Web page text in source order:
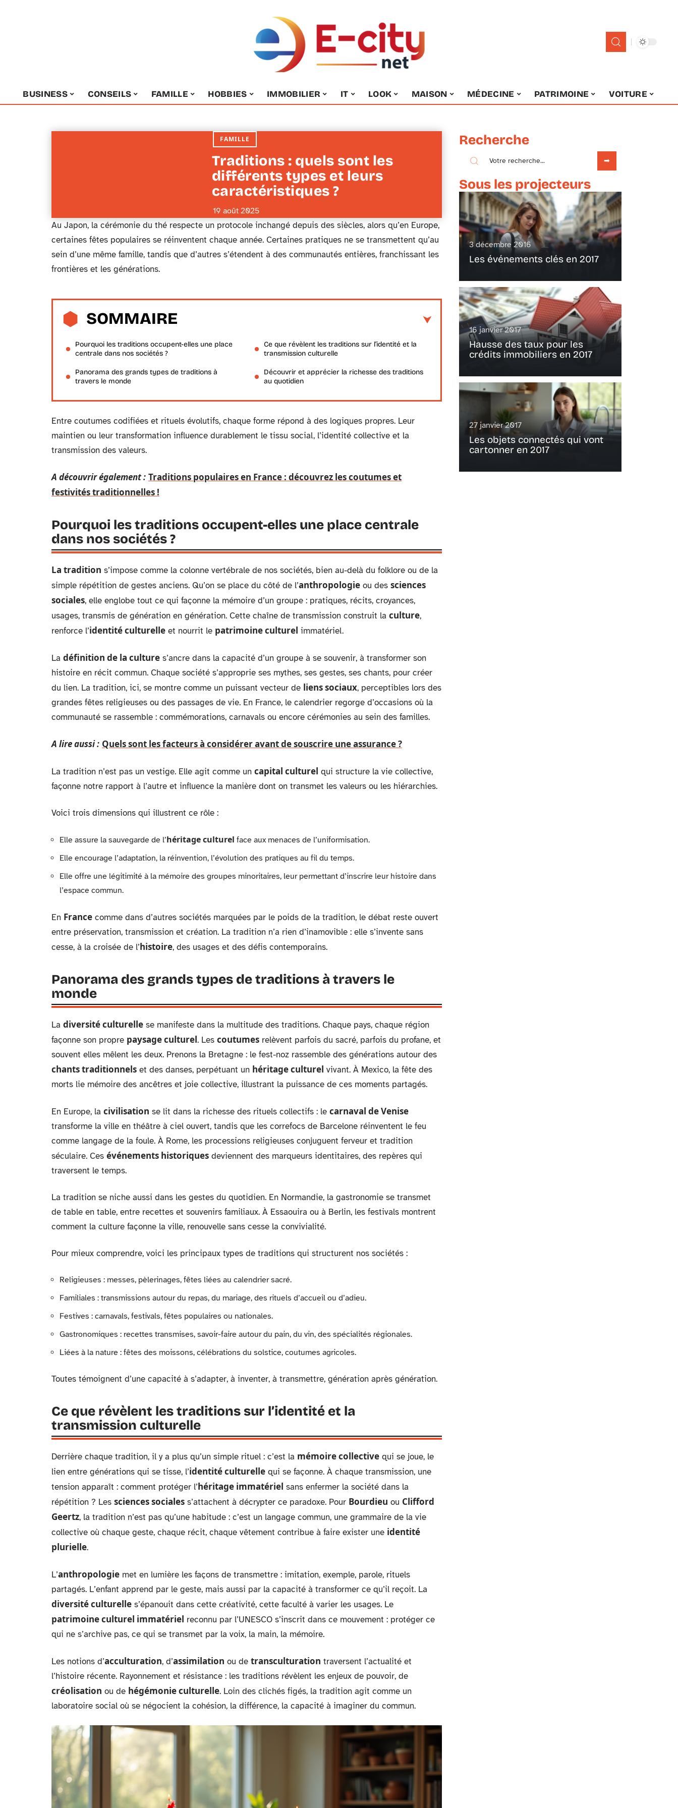
BUSINESS CONSEILS FAMILLE HOBBIES IMMOBILIER IT LOOK MAISON MÉDECINE PATRIMOINE VOITURE
FAMILLE
Traditions : quels sont les
différents types et leurs
caractéristiques ?
19 août 2025
Au Japon, la cérémonie du thé respecte un protocole inchangé depuis des siècles, alors qu’en Europe,
certaines fêtes populaires se réinventent chaque année. Certaines pratiques ne se transmettent qu’au
sein d’une même famille, tandis que d’autres s’étendent à des communautés entières, franchissant les
frontières et les générations.
SOMMAIRE
Pourquoi les traditions occupent-elles une place
centrale dans nos sociétés ?
Panorama des grands types de traditions à
travers le monde
Ce que révèlent les traditions sur l’identité et la
transmission culturelle
Découvrir et apprécier la richesse des traditions
au quotidien
Entre coutumes codifiées et rituels évolutifs, chaque forme répond à des logiques propres. Leur
maintien ou leur transformation influence durablement le tissu social, l’identité collective et la
transmission des valeurs.
A découvrir également : Traditions populaires en France : découvrez les coutumes et
festivités traditionnelles !
Pourquoi les traditions occupent-elles une place centrale
dans nos sociétés ?
La tradition s’impose comme la colonne vertébrale de nos sociétés, bien au-delà du folklore ou de la
simple répétition de gestes anciens. Qu’on se place du côté de l’anthropologie ou des sciences
sociales, elle englobe tout ce qui façonne la mémoire d’un groupe : pratiques, récits, croyances,
usages, transmis de génération en génération. Cette chaîne de transmission construit la culture,
renforce l’identité culturelle et nourrit le patrimoine culturel immatériel.
La définition de la culture s’ancre dans la capacité d’un groupe à se souvenir, à transformer son
histoire en récit commun. Chaque société s’approprie ses mythes, ses gestes, ses chants, pour créer
du lien. La tradition, ici, se montre comme un puissant vecteur de liens sociaux, perceptibles lors des
grandes fêtes religieuses ou des passages de vie. En France, le calendrier regorge d’occasions où la
communauté se rassemble : commémorations, carnavals ou encore cérémonies au sein des familles.
A lire aussi : Quels sont les facteurs à considérer avant de souscrire une assurance ?
La tradition n’est pas un vestige. Elle agit comme un capital culturel qui structure la vie collective,
façonne notre rapport à l’autre et influence la manière dont on transmet les valeurs ou les hiérarchies.
Voici trois dimensions qui illustrent ce rôle :
Elle assure la sauvegarde de l’héritage culturel face aux menaces de l’uniformisation.
Elle encourage l’adaptation, la réinvention, l’évolution des pratiques au fil du temps.
Elle offre une légitimité à la mémoire des groupes minoritaires, leur permettant d’inscrire leur histoire dans
l’espace commun.
En France comme dans d’autres sociétés marquées par le poids de la tradition, le débat reste ouvert
entre préservation, transmission et création. La tradition n’a rien d’inamovible : elle s’invente sans
cesse, à la croisée de l’histoire, des usages et des défis contemporains.
Panorama des grands types de traditions à travers le
monde
La diversité culturelle se manifeste dans la multitude des traditions. Chaque pays, chaque région
façonne son propre paysage culturel. Les coutumes relèvent parfois du sacré, parfois du profane, et
souvent elles mêlent les deux. Prenons la Bretagne : le fest-noz rassemble des générations autour des
chants traditionnels et des danses, perpétuant un héritage culturel vivant. À Mexico, la fête des
morts lie mémoire des ancêtres et joie collective, illustrant la puissance de ces moments partagés.
En Europe, la civilisation se lit dans la richesse des rituels collectifs : le carnaval de Venise
transforme la ville en théâtre à ciel ouvert, tandis que les correfocs de Barcelone réinventent le feu
comme langage de la foule. À Rome, les processions religieuses conjuguent ferveur et tradition
séculaire. Ces événements historiques deviennent des marqueurs identitaires, des repères qui
traversent le temps.
La tradition se niche aussi dans les gestes du quotidien. En Normandie, la gastronomie se transmet
de table en table, entre recettes et souvenirs familiaux. À Essaouira ou à Berlin, les festivals montrent
comment la culture façonne la ville, renouvelle sans cesse la convivialité.
Pour mieux comprendre, voici les principaux types de traditions qui structurent nos sociétés :
Religieuses : messes, pèlerinages, fêtes liées au calendrier sacré.
Familiales : transmissions autour du repas, du mariage, des rituels d’accueil ou d’adieu.
Festives : carnavals, festivals, fêtes populaires ou nationales.
Gastronomiques : recettes transmises, savoir-faire autour du pain, du vin, des spécialités régionales.
Liées à la nature : fêtes des moissons, célébrations du solstice, coutumes agricoles.
Toutes témoignent d’une capacité à s’adapter, à inventer, à transmettre, génération après génération.
Ce que révèlent les traditions sur l’identité et la
transmission culturelle
Derrière chaque tradition, il y a plus qu’un simple rituel : c’est la mémoire collective qui se joue, le
lien entre générations qui se tisse, l’identité culturelle qui se façonne. À chaque transmission, une
tension apparaît : comment protéger l’héritage immatériel sans enfermer la société dans la
répétition ? Les sciences sociales s’attachent à décrypter ce paradoxe. Pour Bourdieu ou Clifford
Geertz, la tradition n’est pas qu’une habitude : c’est un langage commun, une grammaire de la vie
collective où chaque geste, chaque récit, chaque vêtement contribue à faire exister une identité
plurielle.
L’anthropologie met en lumière les façons de transmettre : imitation, exemple, parole, rituels
partagés. L’enfant apprend par le geste, mais aussi par la capacité à transformer ce qu’il reçoit. La
diversité culturelle s’épanouit dans cette créativité, cette faculté à varier les usages. Le
patrimoine culturel immatériel reconnu par l’UNESCO s’inscrit dans ce mouvement : protéger ce
qui ne s’archive pas, ce qui se transmet par la voix, la main, la mémoire.
Les notions d’acculturation, d’assimilation ou de transculturation traversent l’actualité et
l’histoire récente. Rayonnement et résistance : les traditions révèlent les enjeux de pouvoir, de
créolisation ou de hégémonie culturelle. Loin des clichés figés, la tradition agit comme un
laboratoire social où se négocient la cohésion, la différence, la capacité à imaginer du commun.
Recherche
Sous les projecteurs
3 décembre 2016
Les événements clés en 2017
16 janvier 2017
Hausse des taux pour les
crédits immobiliers en 2017
27 janvier 2017
Les objets connectés qui vont
cartonner en 2017